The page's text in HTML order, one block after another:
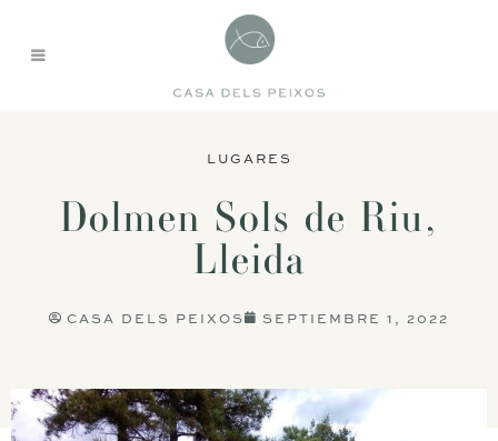
LUGARES
Dolmen Sols de Riu,
Lleida
CASA DELS PEIXOS SEPTIEMBRE 1, 2022